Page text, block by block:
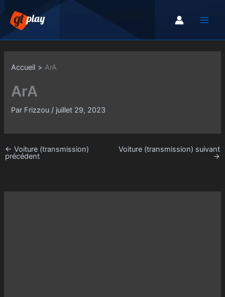
contenu
Accueil ArA
ArA
Par Frizzou / juillet 29, 2023
← Voiture (transmission)
précédent
Voiture (transmission) suivant
→